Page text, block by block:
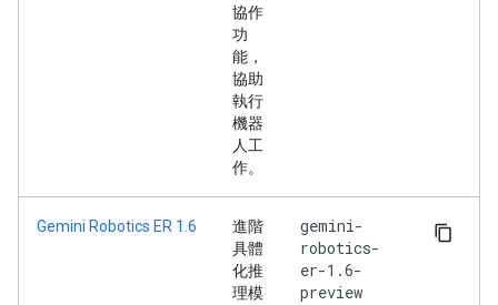
協作
功
能，
協助
執行
機器
人工
作。
Gemini Robotics ER 1.6
進階
具體
化推
理模
gemini-
robotics-
er-1.6-
preview